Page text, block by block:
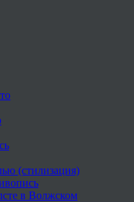
(стилизация)
в Волжском